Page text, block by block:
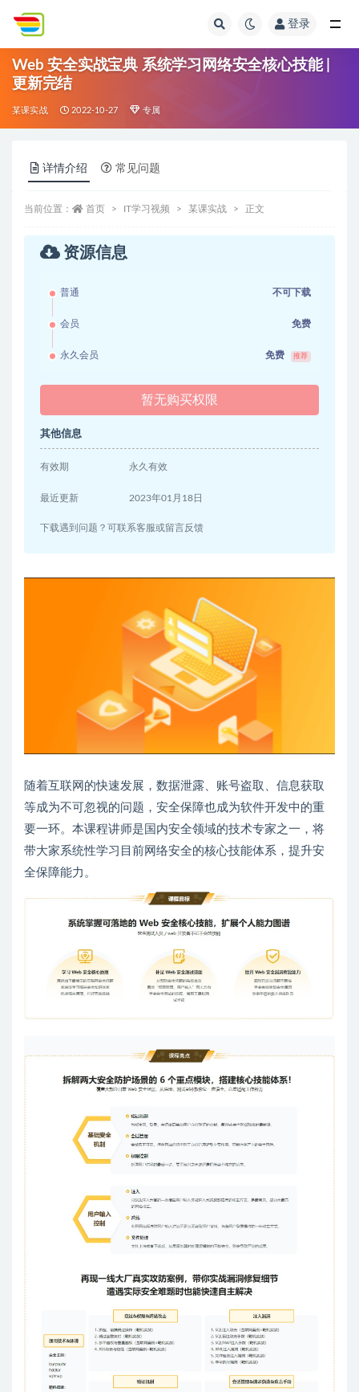
登录
Web 安全实战宝典 系统学习网络安全核心技能 |
更新完结
某课实战 2022-10-27 专属
详情介绍 常见问题
当前位置： 首页 IT学习视频 某课实战 正文
资源信息
普通 不可下载
会员 免费
永久会员 免费 推荐
暂无购买权限
其他信息
有效期 永久有效
最近更新 2023年01月18日
下载遇到问题？可联系客服或留言反馈
随着互联网的快速发展，数据泄露、账号盗取、信息获取
等成为不可忽视的问题，安全保障也成为软件开发中的重
要一环。本课程讲师是国内安全领域的技术专家之一，将
带大家系统性学习目前网络安全的核心技能体系，提升安
全保障能力。